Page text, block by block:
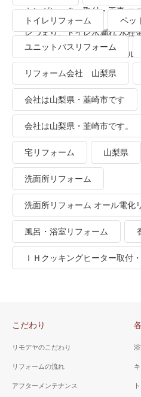
キングヒーター取付・工事 エ
レつまり、トイレ水漏れ 水栓
業者・会社 ＴＯＴＯリモデル
トイレリフォーム ペッ
ユニットバスリフォーム
リフォーム会社 山梨県
会社は山梨県・韮崎市です
会社は山梨県・韮崎市です。
宅リフォーム 山梨県
洗面所リフォーム
洗面所リフォーム オール電化
風呂・浴室リフォーム
ＩＨクッキングヒーター取付
こだわり
リモデヤのこだわり
リフォームの流れ
アフターメンテナンス